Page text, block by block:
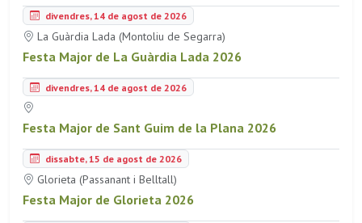
divendres, 14 de agost de 2026
La Guàrdia Lada (Montoliu de Segarra)
Festa Major de La Guàrdia Lada 2026
divendres, 14 de agost de 2026
Festa Major de Sant Guim de la Plana 2026
dissabte, 15 de agost de 2026
Glorieta (Passanant i Belltall)
Festa Major de Glorieta 2026